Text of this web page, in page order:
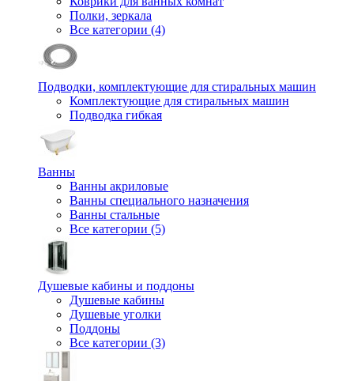
Полки, зеркала
Все категории (4)
Подводки, комплектующие для стиральных машин
Комплектующие для стиральных машин
Подводка гибкая
Ванны
Ванны акриловые
Ванны специального назначения
Ванны стальные
Все категории (5)
Душевые кабины и поддоны
Душевые кабины
Душевые уголки
Поддоны
Все категории (3)